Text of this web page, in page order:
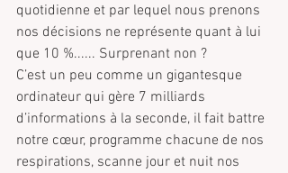
quotidienne et par lequel nous prenons
nos décisions ne représente quant à lui
que 10 %...... Surprenant non ?
C’est un peu comme un gigantesque
ordinateur qui gère 7 milliards
d’informations à la seconde, il fait battre
notre cœur, programme chacune de nos
respirations, scanne jour et nuit nos